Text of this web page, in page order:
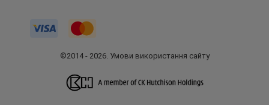
©2014 - 2026. Умови використання сайту